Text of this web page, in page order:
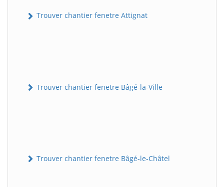
Trouver chantier fenetre Attignat
Trouver chantier fenetre Bâgé-la-Ville
Trouver chantier fenetre Bâgé-le-Châtel